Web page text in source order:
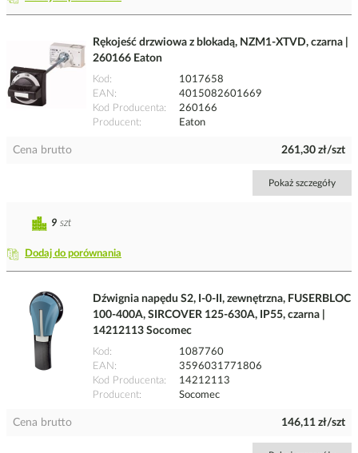
Rękojeść drzwiowa z blokadą, NZM1-XTVD, czarna |
260166 Eaton
Kod
1017658
EAN
4015082601669
Kod Producenta
260166
Producent
Eaton
Cena brutto 261,30 zł/szt
Pokaż szczegóły
Dodaj do porównania
9 szt
Dźwignia napędu S2, I-0-II, zewnętrzna, FUSERBLOC
100-400A, SIRCOVER 125-630A, IP55, czarna |
14212113 Socomec
Kod
1087760
EAN
3596031771806
Kod Producenta
14212113
Producent
Socomec
Cena brutto 146,11 zł/szt